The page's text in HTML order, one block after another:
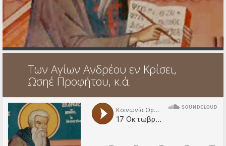
Ηχητικά
Των Αγίων Ανδρέου εν Κρίσει,
Ωσηέ Προφήτου, κ.ά.